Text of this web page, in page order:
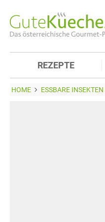
REZEPTE
HOME ESSBARE INSEKTEN